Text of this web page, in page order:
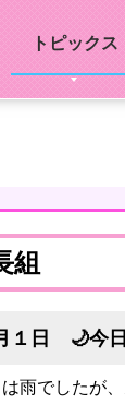
トピックス
組
１日 🌙今
雨でしたが